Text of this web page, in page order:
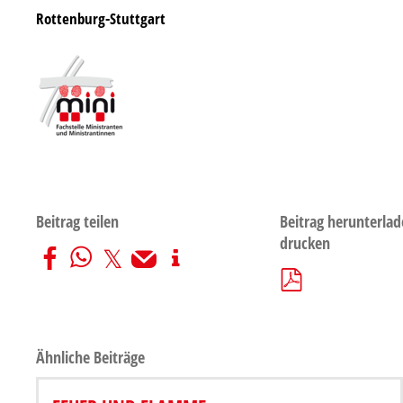
Rottenburg-Stuttgart
Beitrag teilen
Beitrag
drucken
Ähnliche Beiträge
KOMMANDO MINI